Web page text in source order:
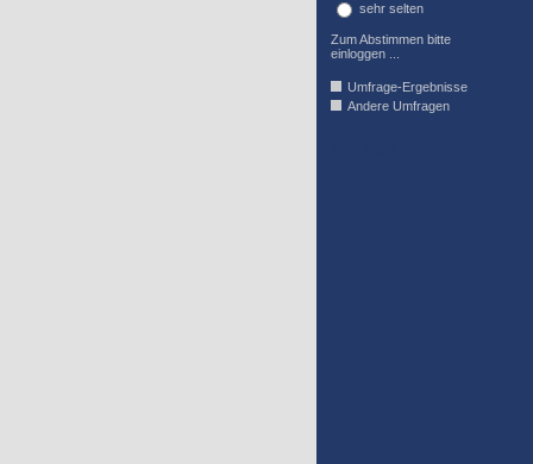
sehr selten
Zum Abstimmen bitte
einloggen ...
Umfrage-Ergebnisse
Andere Umfragen